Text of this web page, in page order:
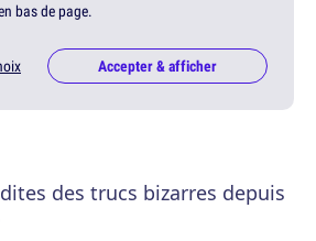
bas de page.
Accepter & afficher
des trucs bizarres depuis